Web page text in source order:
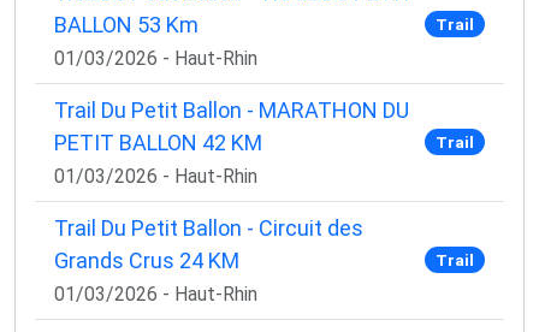
BALLON 53 Km
01/03/2026 - Haut-Rhin
Trail
Trail Du Petit Ballon - MARATHON DU
PETIT BALLON 42 KM
01/03/2026 - Haut-Rhin
Trail
Trail Du Petit Ballon - Circuit des
Grands Crus 24 KM
01/03/2026 - Haut-Rhin
Trail